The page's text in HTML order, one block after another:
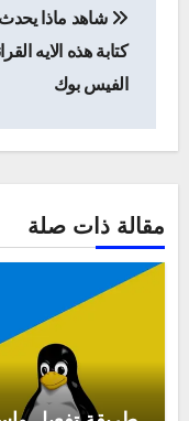
المقالات
شاهد ماذا
كتابة هذه الايه
الفيس بوك
مقالة ذات صلة